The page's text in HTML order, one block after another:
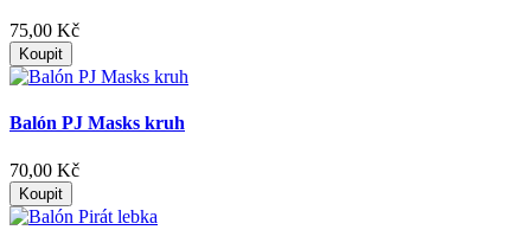
75,00 Kč
Koupit
Balón PJ Masks kruh
70,00 Kč
Koupit